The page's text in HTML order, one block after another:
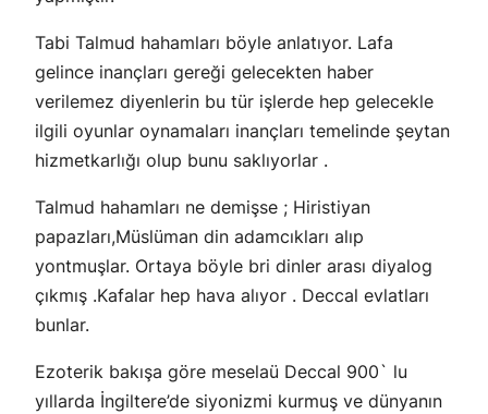
Tabi Talmud hahamları böyle anlatıyor. Lafa
gelince inançları gereği gelecekten haber
verilemez diyenlerin bu tür işlerde hep gelecekle
ilgili oyunlar oynamaları inançları temelinde şeytan
hizmetkarlığı olup bunu saklıyorlar .
Talmud hahamları ne demişse ; Hiristiyan
papazları,Müslüman din adamcıkları alıp
yontmuşlar. Ortaya böyle bri dinler arası diyalog
çıkmış .Kafalar hep hava alıyor . Deccal evlatları
bunlar.
Ezoterik bakışa göre meselaü Deccal 900` lu
yıllarda İngiltere’de siyonizmi kurmuş ve dünyanın